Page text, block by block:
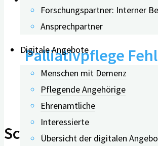
Forschungspartner: Interner
Ansprechpartner
Digitale Angebote
Menschen mit Demenz
Pflegende Angehörige
Ehrenamtliche
Interessierte
Übersicht der digitalen
Palliativpflege
27.04.2023
Schreibe einen